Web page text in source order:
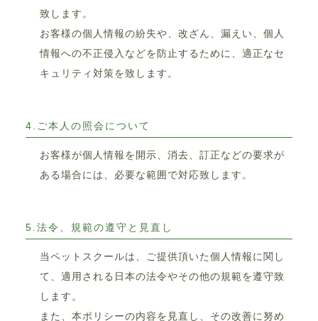
致します。
お客様の個人情報の紛失や、改ざん、漏えい、個人
情報への不正侵入などを防止するために、適正なセ
キュリティ対策を致します。
4.ご本人の照会について
お客様が個人情報を開示、消去、訂正などの要求が
ある場合には、必要な範囲で対応致します。
5.法令、規範の遵守と見直し
当ペットスクールは、ご提供頂いた個人情報に関し
て、適用される日本の法令やその他の規範を遵守致
します。
また、本ポリシーの内容を見直し、その改善に努め